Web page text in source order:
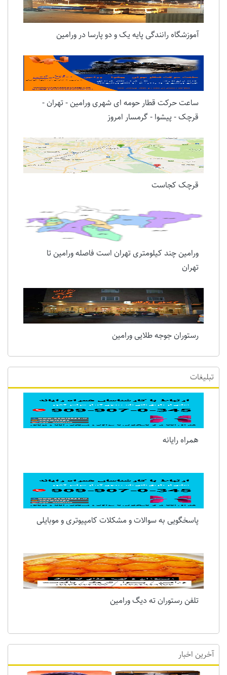
آموزشگاه رانندگی پایه یک و دو پارسا در ورامین
ساعت حرکت قطار حومه ای شهری ورامین - تهران -
قرچک - پیشوا - گرمسار امروز
قرچک کجاست
ورامین چند کیلومتری تهران است فاصله ورامین تا
تهران
رستوران جوجه طلایی ورامین
تبلیغات
همراه رایانه
پاسخگویی به سوالات و مشکلات کامپیوتری و موبایلی
تلفن رستوران ته دیگ ورامین
آخرین اخبار